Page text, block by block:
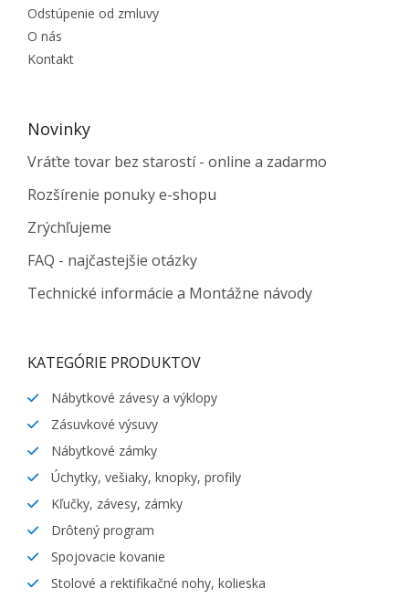
Odstúpenie od zmluvy
O nás
Kontakt
Novinky
Vráťte tovar bez starostí - online a zadarmo
Rozšírenie ponuky e-shopu
Zrýchľujeme
FAQ - najčastejšie otázky
Technické informácie a Montážne návody
KATEGÓRIE PRODUKTOV
Nábytkové závesy a výklopy
Zásuvkové výsuvy
Nábytkové zámky
Úchytky, vešiaky, knopky, profily
Kľučky, závesy, zámky
Drôtený program
Spojovacie kovanie
Stolové a rektifikačné nohy, kolieska